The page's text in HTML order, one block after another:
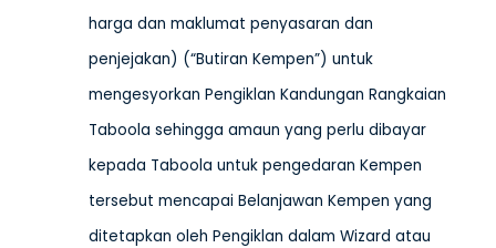
harga dan maklumat penyasaran dan
penjejakan) (“Butiran Kempen”) untuk
mengesyorkan Pengiklan Kandungan Rangkaian
Taboola sehingga amaun yang perlu dibayar
kepada Taboola untuk pengedaran Kempen
tersebut mencapai Belanjawan Kempen yang
ditetapkan oleh Pengiklan dalam Wizard atau